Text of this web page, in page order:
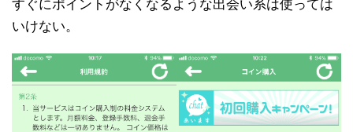
すぐにポイントがなくなるような出会い系は使っては
いけない。